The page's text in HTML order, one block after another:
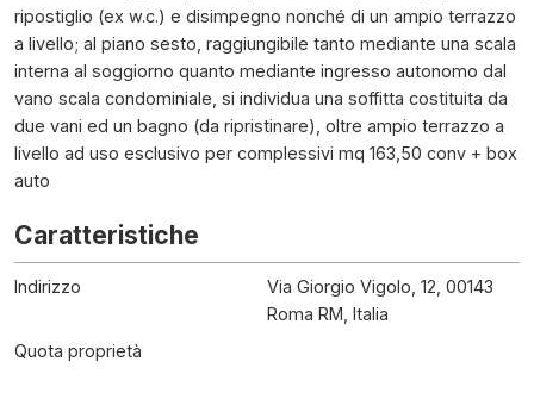
ripostiglio (ex w.c.) e disimpegno nonché di un ampio terrazzo
a livello; al piano sesto, raggiungibile tanto mediante una scala
interna al soggiorno quanto mediante ingresso autonomo dal
vano scala condominiale, si individua una soffitta costituita da
due vani ed un bagno (da ripristinare), oltre ampio terrazzo a
livello ad uso esclusivo per complessivi mq 163,50 conv + box
auto
Caratteristiche
Indirizzo
Via Giorgio Vigolo, 12, 00143
Roma RM, Italia
Quota proprietà